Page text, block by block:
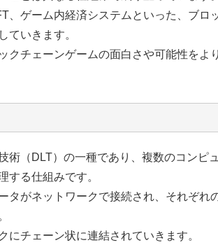
、ゲーム内経済システムといった、ブロ
ていきます。
クチェーンゲームの面白さや可能性をよ
術（DLT）の一種であり、複数のコンピ
する仕組みです。
タがネットワークで接続され、それぞれ
にチェーン状に連結されていきます。